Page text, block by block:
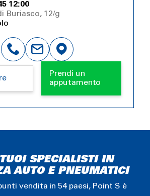
12:00
Buriasco, 12/g
Prendi un
apputamento
SPECIALISTI IN
AUTO E PNEUMATICI
vendita in 54 paesi, Point S è